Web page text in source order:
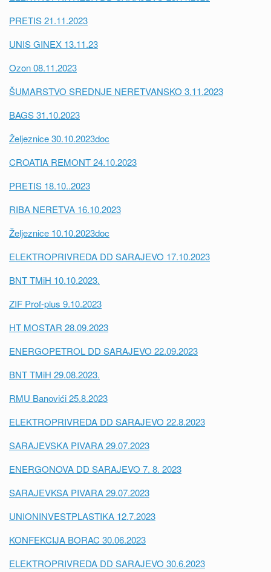
PRETIS 21.11.2023
UNIS GINEX 13.11.23
Ozon 08.11.2023
ŠUMARSTVO SREDNJE NERETVANSKO 3.11.2023
BAGS 31.10.2023
Željeznice 30.10.2023doc
CROATIA REMONT 24.10.2023
PRETIS 18.10..2023
RIBA NERETVA 16.10.2023
Željeznice 10.10.2023doc
ELEKTROPRIVREDA DD SARAJEVO 17.10.2023
BNT TMiH 10.10.2023.
ZIF Prof-plus 9.10.2023
HT MOSTAR 28.09.2023
ENERGOPETROL DD SARAJEVO 22.09.2023
BNT TMiH 29.08.2023.
RMU Banovići 25.8.2023
ELEKTROPRIVREDA DD SARAJEVO 22.8.2023
SARAJEVSKA PIVARA 29.07.2023
ENERGONOVA DD SARAJEVO 7. 8. 2023
SARAJEVKSA PIVARA 29.07.2023
UNIONINVESTPLASTIKA 12.7.2023
KONFEKCIJA BORAC 30.06.2023
ELEKTROPRIVREDA DD SARAJEVO 30.6.2023